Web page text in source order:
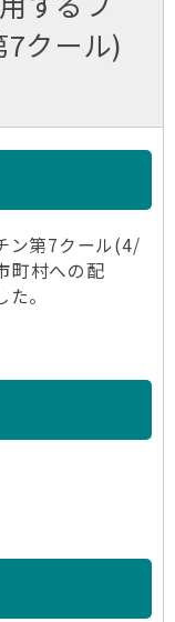
7クール)
ン第7クール(4/
町村への配
。